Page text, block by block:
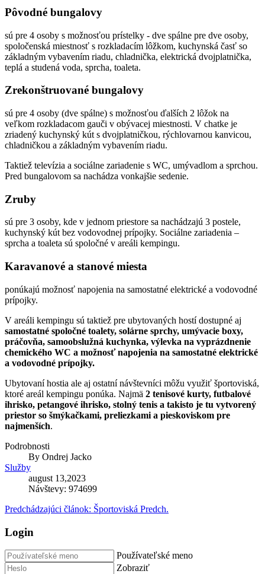
Pôvodné bungalovy
sú pre 4 osoby s možnosťou prístelky - dve spálne pre dve osoby,
spoločenská miestnosť s rozkladacím lôžkom, kuchynská časť so
základným vybavením riadu, chladnička, elektrická dvojplatnička,
teplá a studená voda, sprcha, toaleta.
Zrekonštruované bungalovy
sú pre 4 osoby (dve spálne) s možnosťou ďalších 2 lôžok na
veľkom rozkladacom gauči v obývacej miestnosti. V chatke je
zriadený kuchynský kút s dvojplatničkou, rýchlovarnou kanvicou,
chladničkou a základným vybavením riadu.
Taktiež televízia a sociálne zariadenie s WC, umývadlom a sprchou.
Pred bungalovom sa nachádza vonkajšie sedenie.
Zruby
sú pre 3 osoby, kde v jednom priestore sa nachádzajú 3 postele,
kuchynský kút bez vodovodnej prípojky. Sociálne zariadenia –
sprcha a toaleta sú spoločné v areáli kempingu.
Karavanové a stanové miesta
ponúkajú možnosť napojenia na samostatné elektrické a vodovodné
prípojky.
V areáli kempingu sú taktiež pre ubytovaných hostí dostupné aj
samostatné spoločné toalety, solárne sprchy, umývacie boxy,
práčovňa, samoobslužná kuchynka, výlevka na vyprázdnenie
chemického WC a možnosť napojenia na samostatné elektrické
a vodovodné prípojky.
Ubytovaní hostia ale aj ostatní návštevníci môžu využiť športoviská,
ktoré areál kempingu ponúka. Najmä 2 tenisové kurty, futbalové
ihrisko, petangové ihrisko, stolný tenis a takisto je tu vytvorený
priestor so šmýkačkami, preliezkami a pieskoviskom pre
najmenších.
Podrobnosti
By Ondrej Jacko
Služby
august 13,2023
Návštevy: 974699
Predchádzajúci článok: Športoviská Predch.
Login
Používateľské meno
Zobraziť